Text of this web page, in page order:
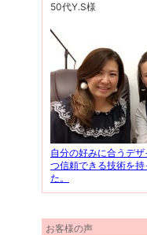
50代Y.S様
自分の好みに合うデ
つ信頼できる技術を
た。
お客様の声